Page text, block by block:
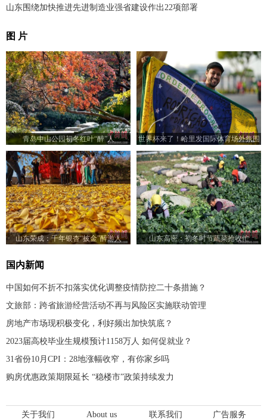
山东围绕加快推进先进制造业强省建设作出22项部署
图 片
青岛中山公园初冬红叶“醉”人
世界杯来了！哈里发国际体育场外氛围
十足
山东荣成：千年银杏“披金”醉游人 山东高密：初冬时节蔬菜抢收忙
国内新闻
中国如何不折不扣落实优化调整疫情防控二十条措施？
文旅部：跨省旅游经营活动不再与风险区实施联动管理
房地产市场现积极变化，利好频出加快筑底？
2023届高校毕业生规模预计1158万人 如何促就业？
31省份10月CPI：28地涨幅收窄，有你家乡吗
购房优惠政策期限延长 “稳楼市”政策持续发力
关于我们 About us 联系我们 广告服务